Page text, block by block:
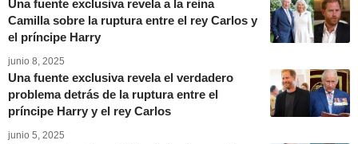
Una fuente exclusiva revela a la reina
Camilla sobre la ruptura entre el rey Carlos y
el príncipe Harry
junio 8, 2025
Una fuente exclusiva revela el verdadero
problema detrás de la ruptura entre el
príncipe Harry y el rey Carlos
junio 5, 2025